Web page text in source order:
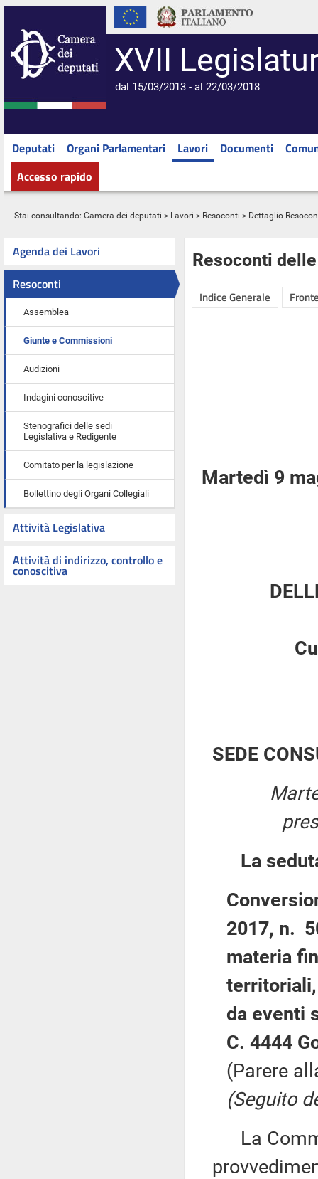
XVII
dal 15/03/2013 - al 22/03/2018
Deputati Organi Parlamentari Lavori Documenti
Accesso rapido
Stai consultando: Camera dei deputati > Lavori > Resoconti > Dettaglio
Agenda dei Lavori
Resoconti
Assemblea
Giunte e Commissioni
Audizioni
Indagini conoscitive
Stenografici delle sedi
Legislativa e Redigente
Comitato per la legislazione
Bollettino degli Organi Collegiali
Attività Legislativa
Attività di indirizzo, controllo e
conoscitiva
Resoconti
Indice Generale
Martedì 9
SEDE
La
2017, n.
materia
da eventi
C. 4444
(Parere
(Seguito
La